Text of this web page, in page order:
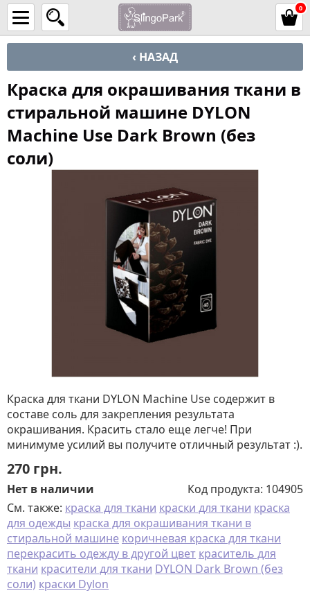
0
‹ НАЗАД
Краска для окрашивания ткани в
стиральной машине DYLON
Machine Use Dark Brown (без
соли)
Краска для ткани DYLON Machine Use содержит в
составе соль для закрепления результата
окрашивания. Красить стало еще легче! При
минимуме усилий вы получите отличный результат :).
270 грн.
Нет в наличии Код продукта: 104905
См. также: краска для ткани краски для ткани краска
для одежды краска для окрашивания ткани в
стиральной машине коричневая краска для ткани
перекрасить одежду в другой цвет краситель для
ткани красители для ткани DYLON Dark Brown (без
соли) краски Dylon